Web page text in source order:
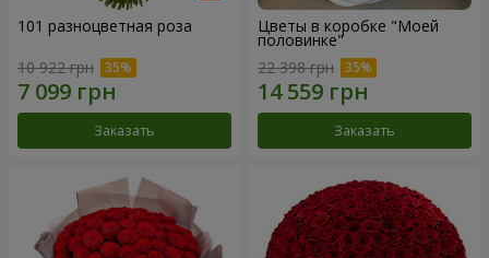
101 разноцветная роза
10 922 грн
Заказать
Цветы в коробке "Моей
половинке"
22 398 грн
Заказать